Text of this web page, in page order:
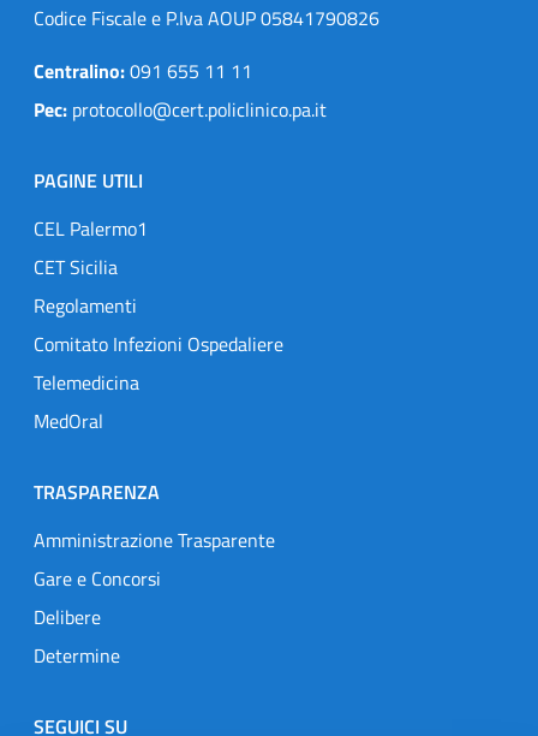
Codice Fiscale e P.Iva AOUP 05841790826
Centralino:091 655 11 11
Pec: protocollo@cert.policlinico.pa.it
PAGINE UTILI
CEL Palermo1
CET Sicilia
Regolamenti
Comitato Infezioni Ospedaliere
Telemedicina
MedOral
TRASPARENZA
Amministrazione Trasparente
Gare e Concorsi
Delibere
Determine
SEGUICI SU